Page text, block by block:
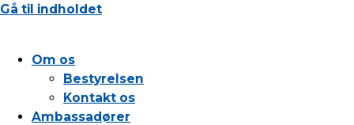
Gå til indholdet
Om os
Bestyrelsen
Kontakt os
Ambassadører